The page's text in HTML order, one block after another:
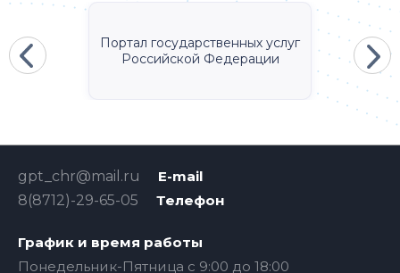
Портал государственных услуг
Российской Федерации
E-mail
gpt_chr@mail.ru
Телефон
8(8712)-29-65-05
График и время работы
Понедельник-Пятница с 9:00 до 18:00